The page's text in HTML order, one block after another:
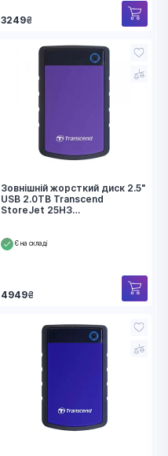
3249₴
Зовнішній жорсткий диск 2.5"
USB 2.0TB Transcend
StoreJet 25H3
Є на складі
4949₴